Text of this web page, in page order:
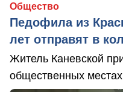
Общество
Педофила из
лет отправят в
Житель Каневской
общественных местах